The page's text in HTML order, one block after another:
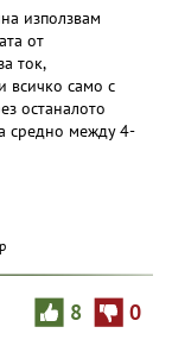
използвам
от
ток,
всичко само с
останалото
средно между 4-
8 0